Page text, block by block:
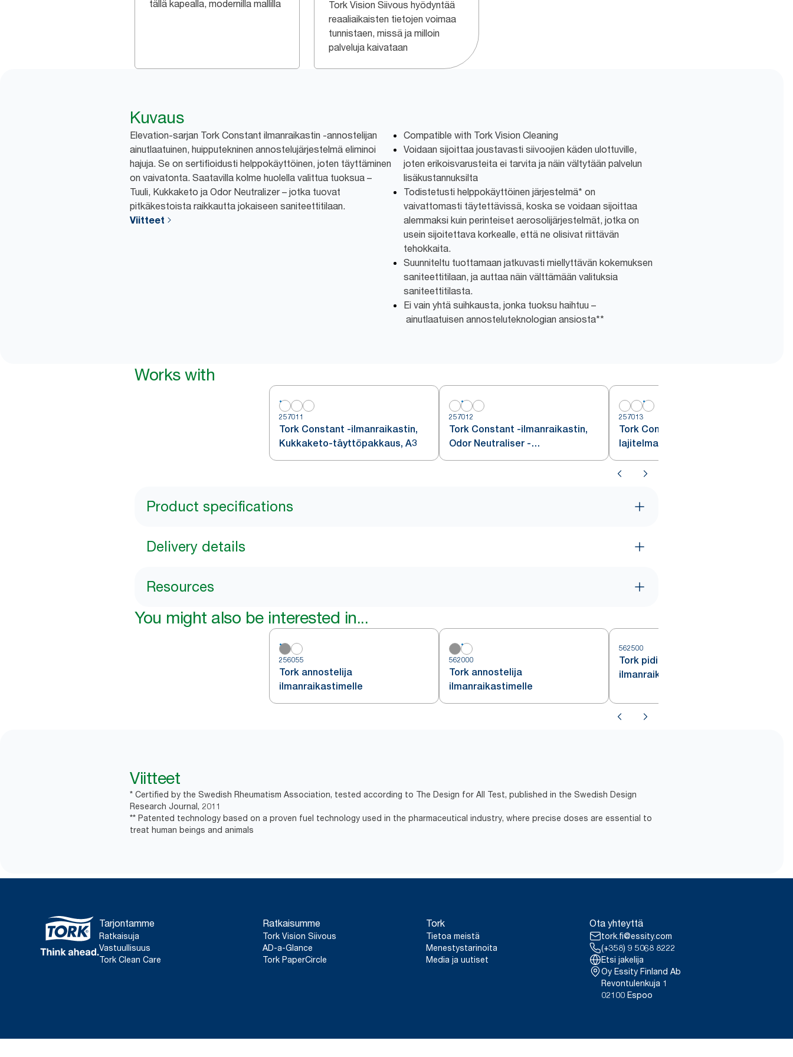
tällä kapealla, modernilla mallilla
Tork Vision Siivous hyödyntää
reaaliaikaisten tietojen voimaa
tunnistaen, missä ja milloin
palveluja kaivataan
Kuvaus
Elevation-sarjan Tork Constant ilmanraikastin -annostelijan
ainutlaatuinen, huipputekninen annostelujärjestelmä eliminoi
hajuja. Se on sertifioidusti helppokäyttöinen, joten täyttäminen
on vaivatonta. Saatavilla kolme huolella valittua tuoksua –
Tuuli, Kukkaketo ja Odor Neutralizer – jotka tuovat
pitkäkestoista raikkautta jokaiseen saniteettitilaan.
Viitteet
Compatible with Tork Vision Cleaning
Voidaan sijoittaa joustavasti siivoojien käden ulottuville,
joten erikoisvarusteita ei tarvita ja näin vältytään palvelun
lisäkustannuksilta
Todistetusti helppokäyttöinen järjestelmä* on
vaivattomasti täytettävissä, koska se voidaan sijoittaa
alemmaksi kuin perinteiset aerosolijärjestelmät, jotka on
usein sijoitettava korkealle, että ne olisivat riittävän
tehokkaita.
Suunniteltu tuottamaan jatkuvasti miellyttävän kokemuksen
saniteettitilaan, ja auttaa näin välttämään valituksia
saniteettitilasta.
Ei vain yhtä suihkausta, jonka tuoksu haihtuu –
ainutlaatuisen annosteluteknologian ansiosta**
Works with
257011
Tork Constant -ilmanraikastin,
Kukkaketo-täyttöpakkaus, A3
257012
Tork Constant -ilmanraikastin,
Odor Neutraliser -
täyttöpakkaus, A3
257013
Tork Constant -ilmanraikastin,
lajitelma, A3
Product specifications
Delivery details
Resources
You might also be interested in...
256055
Tork annostelija
ilmanraikastimelle
562000
Tork annostelija
ilmanraikastimelle
562500
Tork pidike
ilmanraikastinkiekolle
Viitteet
* Certified by the Swedish Rheumatism Association, tested according to The Design for All Test, published in the Swedish Design
Research Journal, 2011
** Patented technology based on a proven fuel technology used in the pharmaceutical industry, where precise doses are essential to
treat human beings and animals
Tarjontamme
Ratkaisuja
Vastuullisuus
Tork Clean Care
Ratkaisumme
Tork Vision Siivous
AD-a-Glance
Tork PaperCircle
Tork
Tietoa meistä
Menestystarinoita
Media ja uutiset
Ota yhteyttä
tork.fi@essity.com
(+358) 9 5068 8222
Etsi jakelija
Oy Essity Finland Ab
Revontulenkuja 1
02100 Espoo